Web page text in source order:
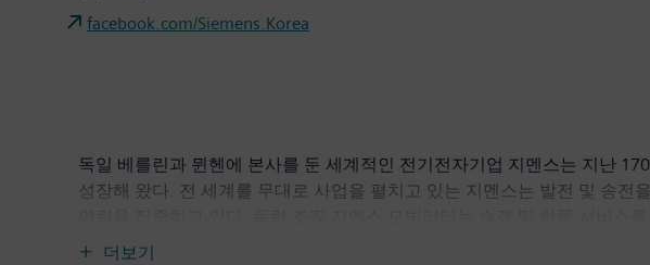
facebook.com/Siemens.Korea
독일 베를린과 뮌헨에 본사를 둔 세계적인 전기전자기업 지멘스는 지난
성장해 왔다. 전 세계를 무대로 사업을 펼치고 있는 지멘스는 발전 및 송
사인 지멘스 헬시니어스와 지멘스-가메사 리뉴어블 에너지의 최대 지분
더보기